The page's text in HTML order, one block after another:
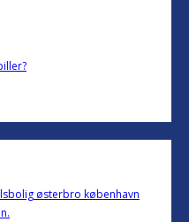
østerbro københavn